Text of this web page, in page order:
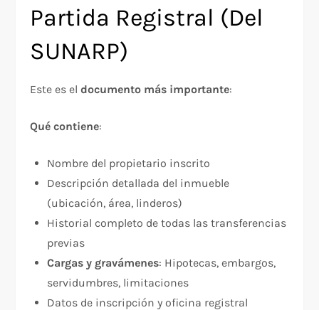
Partida Registral (Del
SUNARP)
Este es eldocumento más importante:​
Qué contiene:​
Nombre del propietario inscrito
Descripción detallada del inmueble
(ubicación, área, linderos)
Historial completo de todas las transferencias
previas
Cargas y gravámenes: Hipotecas, embargos,
servidumbres, limitaciones
Datos de inscripción y oficina registral